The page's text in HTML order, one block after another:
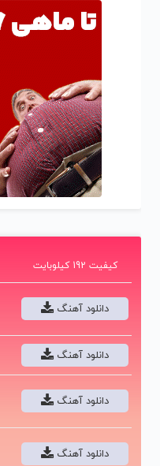
کیفیت 192 کیلوبایت
دانلود آهنگ
دانلود آهنگ
دانلود آهنگ
دانلود آهنگ